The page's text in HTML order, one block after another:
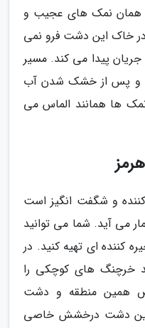
همان نمک های عجیب و
در خاک این دشت فرو نمی
پیدا می کند. مسیر
و پس از خشک شدن آب
نمک ها همانند الماس می
و شگفت انگیز است
می آید. شما می توانید
کننده ای تهیه کنید. در
خرچنگ های کوچکی را
همین منطقه و دشت
این دشت درخشش خاصی